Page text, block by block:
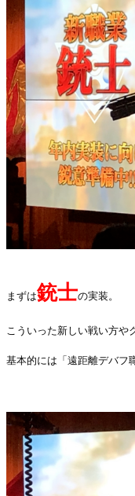
まずは銃士の実装。
こういった新しい戦い方や
基本的には「遠距離デバフ